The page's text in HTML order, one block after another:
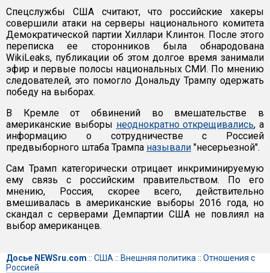
Спецслужбы США считают, что российские хакеры
совершили атаки на серверы национального комитета
Демократической партии Хиллари Клинтон. После этого
переписка ее сторонников была обнародована
WikiLeaks, публикации об этом долгое время занимали
эфир и первые полосы национальных СМИ. По мнению
следователей, это помогло Дональду Трампу одержать
победу на выборах.
В Кремле от обвинений во вмешательстве в
американские выборы неоднократно открещивались, а
информацию о сотрудничестве с Россией
предвыборного штаба Трампа называли "несерьезной".
Сам Трамп категорически отрицает инкриминируемую
ему связь с российским правительством. По его
мнению, Россия, скорее всего, действительно
вмешивалась в американские выборы 2016 года, но
скандал с серверами Демпартии США не повлиял на
выбор американцев.
Досье NEWSru.com :: США :: Внешняя политика :: Отношения с
Россией